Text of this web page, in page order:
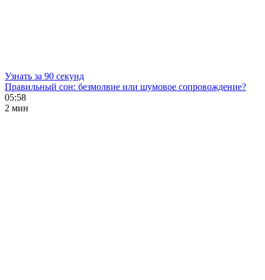
Узнать за 90 секунд
Правильный сон: безмолвие или шумовое сопровождение?
05:58
2 мин